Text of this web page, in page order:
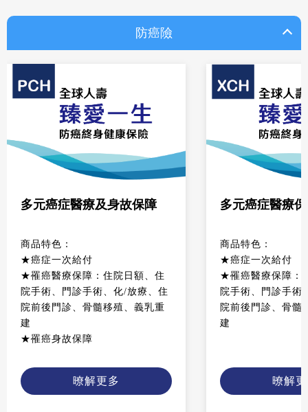
防癌險
多元癌症醫療及身故保障
商品特色：
★癌症一次給付
★罹癌醫療保障：住院日額、住
院手術、門診手術、化/放療、住
院前後門診、骨髓移殖、義乳重
建
★罹癌身故保障
暸解更多
多元癌症醫療
商品特色：
★癌症一次給付
★罹癌醫療保障：
院手術、門診手術
院前後門診、骨髓
建
暸解